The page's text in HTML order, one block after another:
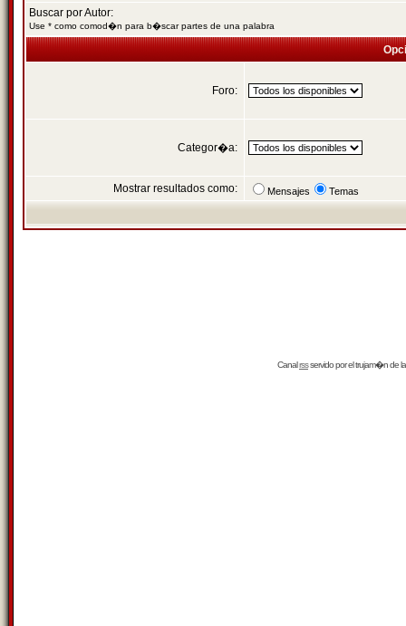
Buscar por Autor:
Use * como comod�n para b�scar partes de una palabra
Foro:
Categor�a:
Mostrar resultados como: Mensajes Temas
Canalrssservido por eltrujam�nde